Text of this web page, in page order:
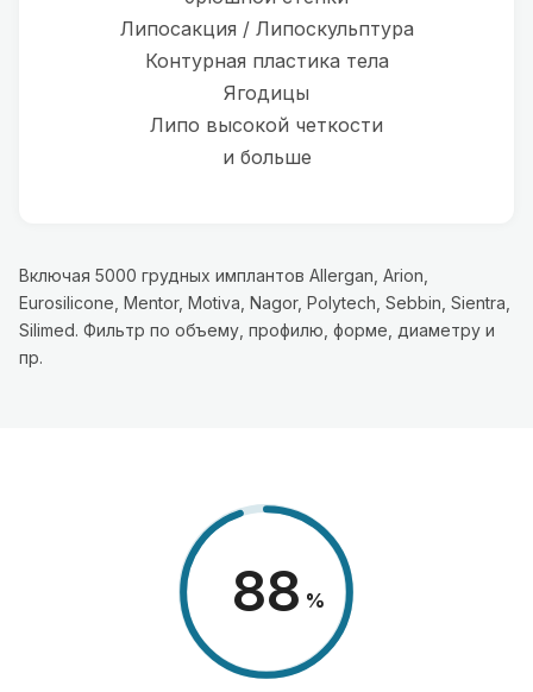
Липосакция / Липоскульптура
Контурная пластика тела
Ягодицы
Липо высокой четкости
и больше
Включая 5000 грудных имплантов Allergan, Arion,
Eurosilicone, Mentor, Motiva, Nagor, Polytech, Sebbin, Sientra,
Silimed. Фильтр по объему, профилю, форме, диаметру и
пр.
98 %